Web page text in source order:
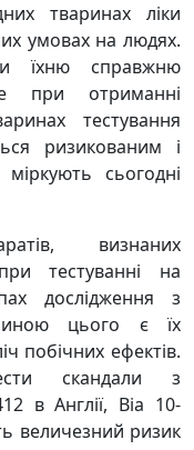
тваринах ліки
умовах на людях.
їхню справжню
при отриманні
тестування
ризикованим і
сьогодні
визнаних
тестуванні на
дослідження з
цього є їх
побічних ефектів.
скандали з
в Англії, Bia 10-
величезний ризик